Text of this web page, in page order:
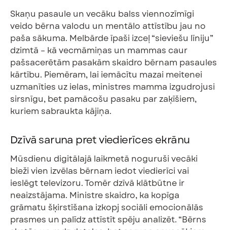
Skaņu pasaule un vecāku balss viennozīmīgi
veido bērna valodu un mentālo attīstību jau no
paša sākuma. Melbārde īpaši izceļ “sieviešu līniju”
dzimtā – kā vecmāmiņas un mammas caur
pašsacerētām pasakām skaidro bērnam pasaules
kārtību. Piemēram, lai iemācītu mazai meitenei
uzmanīties uz ielas, ministres mamma izgudrojusi
sirsnīgu, bet pamācošu pasaku par zaķīšiem,
kuriem sabraukta kājiņa.
Dzīvā saruna pret viedierīces ekrānu
Mūsdienu digitālajā laikmetā noguruši vecāki
bieži vien izvēlas bērnam iedot viedierīci vai
ieslēgt televizoru. Tomēr dzīvā klātbūtne ir
neaizstājama. Ministre skaidro, ka kopīga
grāmatu šķirstīšana izkopj sociāli emocionālās
prasmes un palīdz attīstīt spēju analizēt. “Bērns